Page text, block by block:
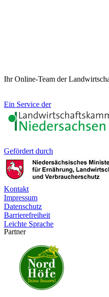
Ihr Online-Team der
Ein Service der
Gefördert durch
Kontakt
Impressum
Datenschutz
Barrierefreiheit
Leichte Sprache
Partner